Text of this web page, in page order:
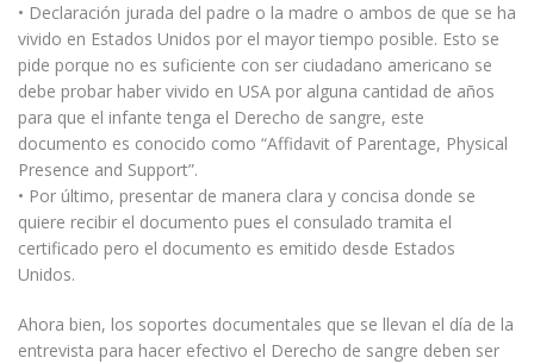
• Declaración jurada del padre o la madre o ambos de que se ha
vivido en Estados Unidos por el mayor tiempo posible. Esto se
pide porque no es suficiente con ser ciudadano americano se
debe probar haber vivido en USA por alguna cantidad de años
para que el infante tenga el Derecho de sangre, este
documento es conocido como “Affidavit of Parentage, Physical
Presence and Support”.
• Por último, presentar de manera clara y concisa donde se
quiere recibir el documento pues el consulado tramita el
certificado pero el documento es emitido desde Estados
Unidos.
Ahora bien, los soportes documentales que se llevan el día de la
entrevista para hacer efectivo el Derecho de sangre deben ser